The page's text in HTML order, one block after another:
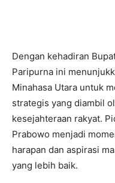
Dengan kehadiran
Paripurna ini
Minahasa Utara untuk
strategis yang diambil
kesejahteraan rakyat.
Prabowo menjadi
harapan dan aspirasi
yang lebih baik.